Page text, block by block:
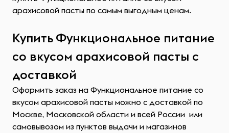
арахисовой пасты по самым выгодным ценам.
Купить Функциональное питание
со вкусом арахисовой пасты с
доставкой
Оформить заказ на Функциональное питание со
вкусом арахисовой пасты можно с доставкой по
Москве, Московской области и всей России или
самовывозом из пунктов выдачи и магазинов